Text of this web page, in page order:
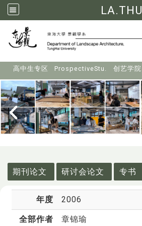
LA.THU
高中生专区 ProspectiveStu. 创艺学院
期刊论文
研讨会论文 专书
年度 2006
全部作者 章锦瑜